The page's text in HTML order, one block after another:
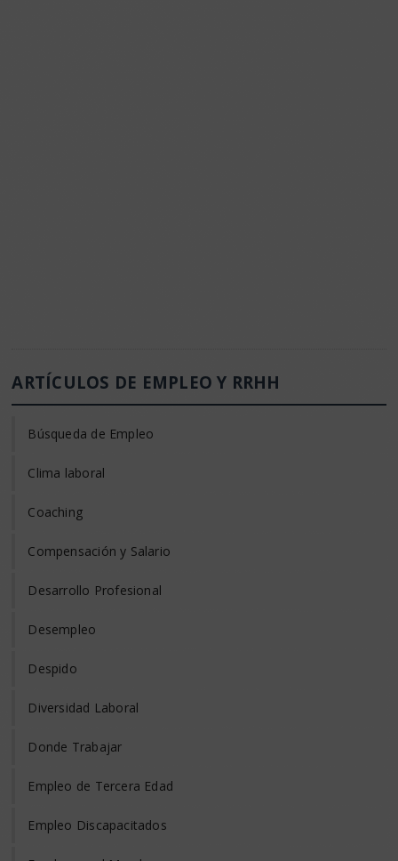
ARTÍCULOS DE EMPLEO Y RRHH
Búsqueda de Empleo
Clima laboral
Coaching
Compensación y Salario
Desarrollo Profesional
Desempleo
Despido
Diversidad Laboral
Donde Trabajar
Empleo de Tercera Edad
Empleo Discapacitados